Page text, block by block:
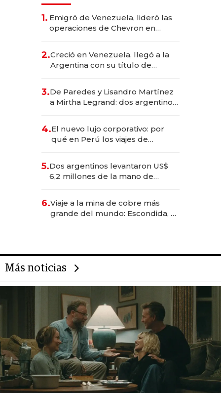
1. Emigró de Venezuela, lideró las
operaciones de Chevron en
2.Creció en Venezuela, llegó a la
Argentina con su título de
las marcas "fast premium"
3.De Paredes y Lisandro Martínez
a Mirtha Legrand: dos argentinos
4.El nuevo lujo corporativo: por
qué en Perú los viajes de
para convertirse en experiencias
transformadoras
5.Dos argentinos levantaron US$
6,2 millones de la mano de
6.Viaje a la mina de cobre más
grande del mundo: Escondida, el
Más noticias